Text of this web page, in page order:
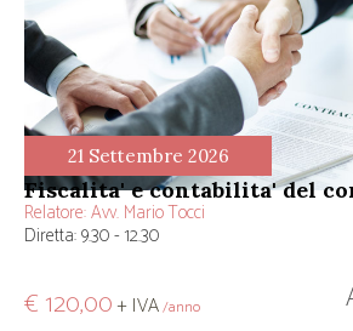
21 Settembre 2026
fiscalita' e contabilita' del
Relatore:Avv. Mario Tocci
Diretta: 9.30 - 12.30
€ 120,00+ IVA/anno